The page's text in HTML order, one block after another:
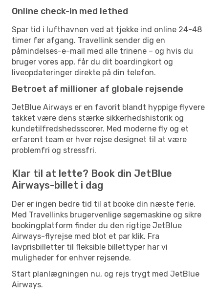
Online check-in med lethed
Spar tid i lufthavnen ved at tjekke ind online 24-48
timer før afgang. Travellink sender dig en
påmindelses-e-mail med alle trinene – og hvis du
bruger vores app, får du dit boardingkort og
liveopdateringer direkte på din telefon.
Betroet af millioner af globale rejsende
JetBlue Airways er en favorit blandt hyppige flyvere
takket være dens stærke sikkerhedshistorik og
kundetilfredshedsscorer. Med moderne fly og et
erfarent team er hver rejse designet til at være
problemfri og stressfri.
Klar til at lette? Book din JetBlue
Airways-billet i dag
Der er ingen bedre tid til at booke din næste ferie.
Med Travellinks brugervenlige søgemaskine og sikre
bookingplatform finder du den rigtige JetBlue
Airways-flyrejse med blot et par klik. Fra
lavprisbilletter til fleksible billettyper har vi
muligheder for enhver rejsende.
Start planlægningen nu, og rejs trygt med JetBlue
Airways.